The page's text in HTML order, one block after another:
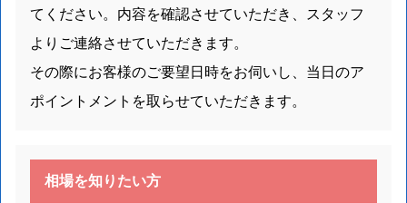
てください。内容を確認させていただき、スタッフ
よりご連絡させていただきます。
その際にお客様のご要望日時をお伺いし、当日のア
ポイントメントを取らせていただきます。
相場を知りたい方